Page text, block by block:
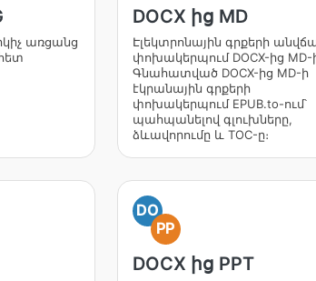
առցանց
DOCX ից MD
Էլեկտրոնային գրքերի
փոխակերպում DOCX-ից MD-
Գնահատված DOCX-ից MD-ի
էկրանային գրքերի
փոխակերպում EPUB.to-ում՝
պահպանելով գլուխները,
ձևավորումը և TOC-ը։
DO
PP
DOCX ից PPT